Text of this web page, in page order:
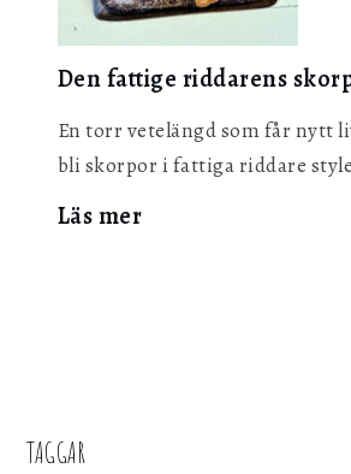
Den fattige riddarens
En torr vetelängd som får nytt
bli skorpor i fattiga riddare
Läs mer:
TAGGAR